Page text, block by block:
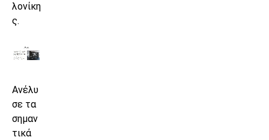
λονίκη
ς.
Ανέλυ
σε τα
σημαν
τικά